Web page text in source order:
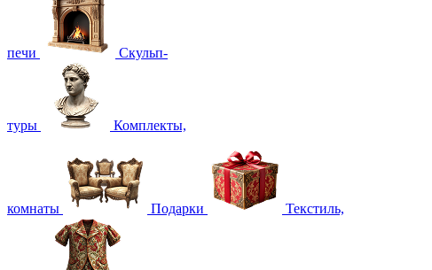
печи Скульп-
туры Комплекты,
комнаты Подарки Текстиль,